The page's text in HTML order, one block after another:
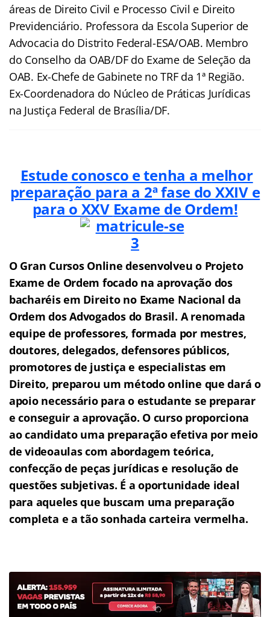
áreas de Direito Civil e Processo Civil e Direito
Previdenciário. Professora da Escola Superior de
Advocacia do Distrito Federal-ESA/OAB. Membro
do Conselho da OAB/DF do Exame de Seleção da
OAB. Ex-Chefe de Gabinete no TRF da 1ª Região.
Ex-Coordenadora do Núcleo de Práticas Jurídicas
na Justiça Federal de Brasília/DF.
Estude conosco e tenha a melhor
preparação para a 2ª fase do XXIV e
para o XXV Exame de Ordem!
O Gran Cursos Online desenvolveu o Projeto
Exame de Ordem focado na aprovação dos
bacharéis em Direito no Exame Nacional da
Ordem dos Advogados do Brasil. A renomada
equipe de professores, formada por mestres,
doutores, delegados, defensores públicos,
promotores de justiça e especialistas em
Direito, preparou um método online que dará o
apoio necessário para o estudante se preparar
e conseguir a aprovação. O curso proporciona
ao candidato uma preparação efetiva por meio
de videoaulas com abordagem teórica,
confecção de peças jurídicas e resolução de
questões subjetivas. É a oportunidade ideal
para aqueles que buscam uma preparação
completa e a tão sonhada carteira vermelha.